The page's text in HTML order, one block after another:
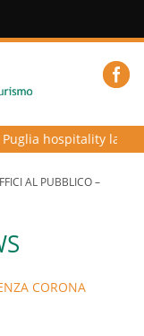
Puglia hospitality lab –
AL PUBBLICO –
CORONA